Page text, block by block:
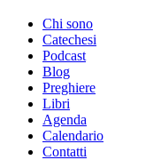
Chi sono
Catechesi
Podcast
Blog
Preghiere
Libri
Agenda
Calendario
Contatti